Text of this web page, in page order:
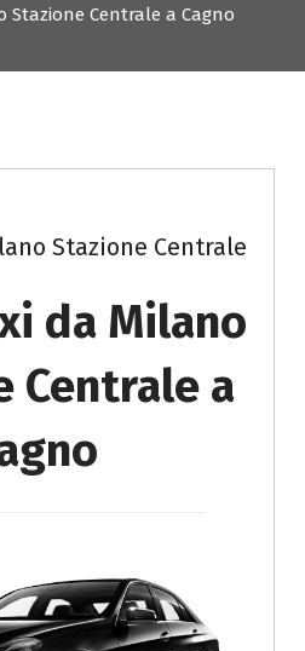
Stazione Centrale a Cagno
Stazione Centrale
da Milano
Centrale a